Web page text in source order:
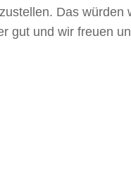
Das würden
gut und wir freuen